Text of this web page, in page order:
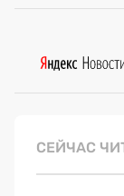
СЕЙЧАС